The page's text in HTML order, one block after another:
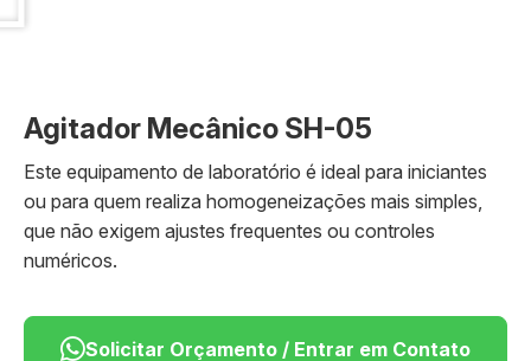
Agitador Mecânico SH-05
Este equipamento de laboratório é ideal para iniciantes
ou para quem realiza homogeneizações mais simples,
que não exigem ajustes frequentes ou controles
numéricos.
Solicitar Orçamento / Entrar em Contato